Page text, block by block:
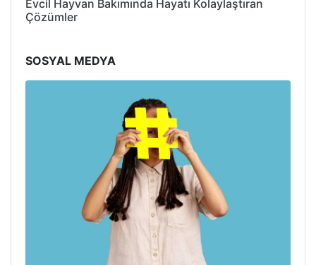
Evcil Hayvan Bakımında Hayatı Kolaylaştıran
Çözümler
SOSYAL MEDYA